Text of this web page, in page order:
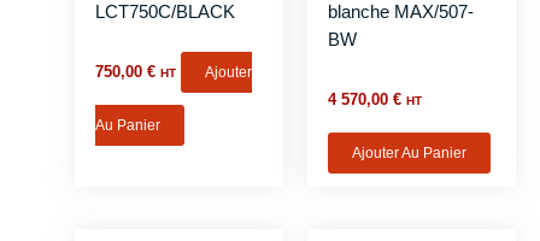
LCT750C/BLACK
750,00 € HT Ajouter
Au Panier
blanche MAX/507-
BW
4 570,00 € HT
Ajouter Au Panier